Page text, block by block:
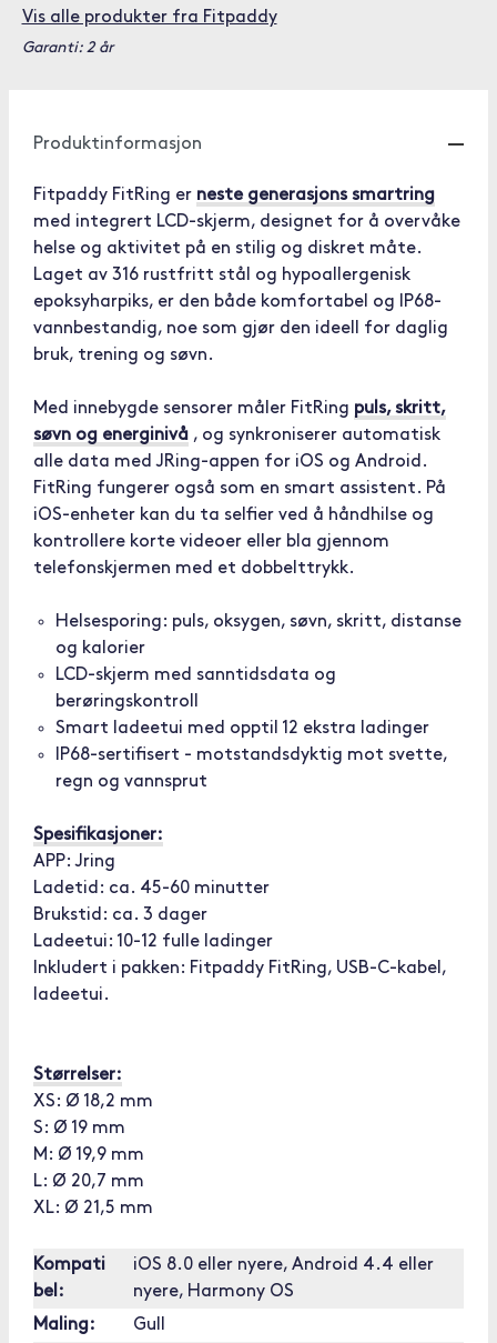
Vis alle produkter fra Fitpaddy
Garanti: 2 år
Produktinformasjon
Fitpaddy FitRing er neste generasjons smartring
med integrert LCD-skjerm, designet for å overvåke
helse og aktivitet på en stilig og diskret måte.
Laget av 316 rustfritt stål og hypoallergenisk
epoksyharpiks, er den både komfortabel og IP68-
vannbestandig, noe som gjør den ideell for daglig
bruk, trening og søvn.
Med innebygde sensorer måler FitRing puls, skritt,
søvn og energinivå , og synkroniserer automatisk
alle data med JRing-appen for iOS og Android.
FitRing fungerer også som en smart assistent. På
iOS-enheter kan du ta selfier ved å håndhilse og
kontrollere korte videoer eller bla gjennom
telefonskjermen med et dobbelttrykk.
Helsesporing: puls, oksygen, søvn, skritt, distanse
og kalorier
LCD-skjerm med sanntidsdata og
berøringskontroll
Smart ladeetui med opptil 12 ekstra ladinger
IP68-sertifisert - motstandsdyktig mot svette,
regn og vannsprut
Spesifikasjoner:
APP: Jring
Ladetid: ca. 45-60 minutter
Brukstid: ca. 3 dager
Ladeetui: 10-12 fulle ladinger
Inkludert i pakken: Fitpaddy FitRing, USB-C-kabel,
ladeetui.
Størrelser:
XS: Ø 18,2 mm
S: Ø 19 mm
M: Ø 19,9 mm
L: Ø 20,7 mm
XL: Ø 21,5 mm
Kompati
bel:
iOS 8.0 eller nyere, Android 4.4 eller
nyere, Harmony OS
Maling:
Gull